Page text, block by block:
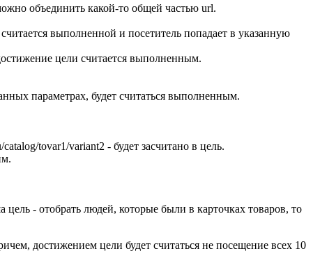
объединить какой-то общей частью url.
выполненной и посетитель попадает в указанную
цели считается выполненным.
параметрах, будет считаться выполненным.
tovar1/variant2 - будет засчитано в цель.
- отобрать людей, которые были в карточках товаров, то
достижением цели будет считаться не посещение всех 10